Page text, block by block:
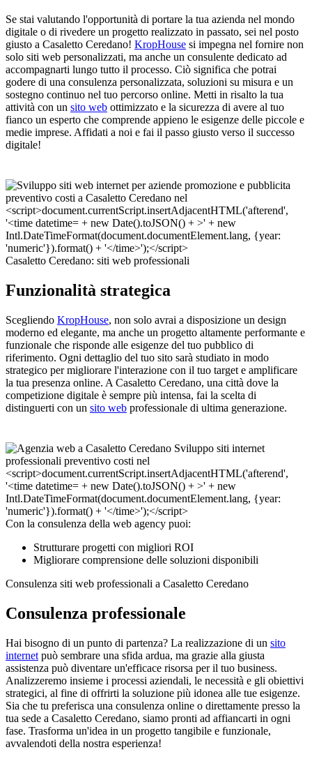
Se stai valutando l'opportunità di portare la tua azienda nel mondo
digitale o di rivedere un progetto realizzato in passato, sei nel posto
giusto a Casaletto Ceredano! KropHouse si impegna nel fornire non
solo siti web personalizzati, ma anche un consulente dedicato ad
accompagnarti lungo tutto il processo. Ciò significa che potrai
godere di una consulenza personalizzata, soluzioni su misura e un
sostegno continuo nel tuo percorso online. Metti in risalto la tua
attività con un sito web ottimizzato e la sicurezza di avere al tuo
fianco un esperto che comprende appieno le esigenze delle piccole e
medie imprese. Affidati a noi e fai il passo giusto verso il successo
digitale!
Casaletto Ceredano: siti web professionali
Funzionalità strategica
Scegliendo KropHouse, non solo avrai a disposizione un design
moderno ed elegante, ma anche un progetto altamente performante e
funzionale che risponde alle esigenze del tuo pubblico di
riferimento. Ogni dettaglio del tuo sito sarà studiato in modo
strategico per migliorare l'interazione con il tuo target e amplificare
la tua presenza online. A Casaletto Ceredano, una città dove la
competizione digitale è sempre più intensa, fai la scelta di
distinguerti con un sito web professionale di ultima generazione.
Con la consulenza della web agency puoi:
Strutturare progetti con migliori ROI
Migliorare comprensione delle soluzioni disponibili
Consulenza siti web professionali a Casaletto Ceredano
Consulenza professionale
Hai bisogno di un punto di partenza? La realizzazione di un sito
internet può sembrare una sfida ardua, ma grazie alla giusta
assistenza può diventare un'efficace risorsa per il tuo business.
Analizzeremo insieme i processi aziendali, le necessità e gli obiettivi
strategici, al fine di offrirti la soluzione più idonea alle tue esigenze.
Sia che tu preferisca una consulenza online o direttamente presso la
tua sede a Casaletto Ceredano, siamo pronti ad affiancarti in ogni
fase. Trasforma un'idea in un progetto tangibile e funzionale,
avvalendoti della nostra esperienza!